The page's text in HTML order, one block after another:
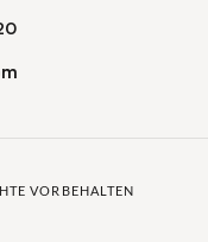
VORBEHALTEN